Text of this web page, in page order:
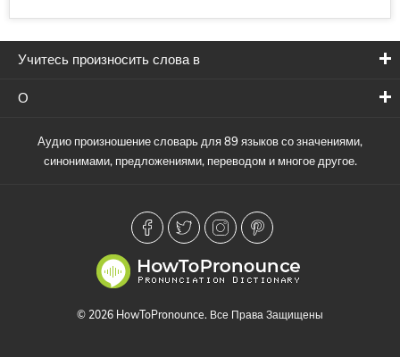
Учитесь произносить слова в
О
Аудио произношение словарь для 89 языков со значениями,
синонимами, предложениями, переводом и многое другое.
© 2026 HowToPronounce. Все Права Защищены